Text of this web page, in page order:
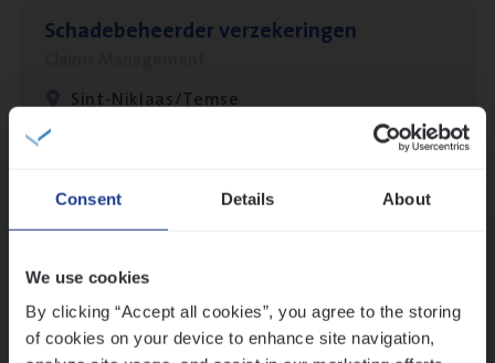
Consent Details About
We use cookies
By clicking “Accept all cookies”, you agree to the storing
of cookies on your device to enhance site navigation,
Scha­de­be­heer­der verzekeringen
Sint-Niklaas/Temse
Lees onze verhalen
versterken
Mathias houdt van diepgaande dossiers én droge
humor